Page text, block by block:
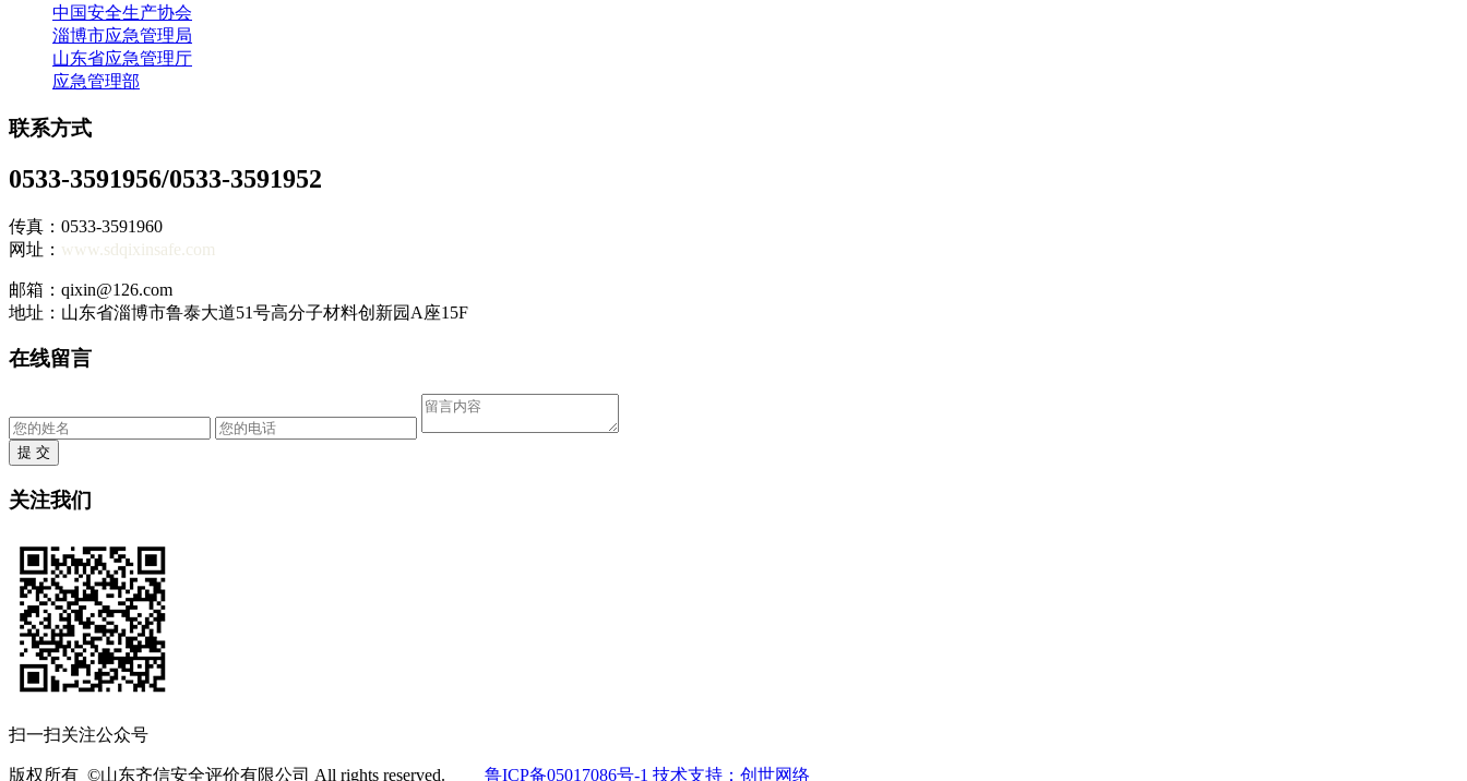
中国安全生产协会
淄博市应急管理局
山东省应急管理厅
应急管理部
联系方式
0533-3591956/0533-3591952
传真：0533-3591960
网址： www.sdqixinsafe.com
邮箱：qixin@126.com
地址：山东省淄博市鲁泰大道51号高分子材料创新园A座15F
在线留言
提 交
关注我们
扫一扫关注公众号
版权所有 ©山东齐信安全评价有限公司 All rights reserved. 鲁ICP备05017086号-1 技术支持：创世网络